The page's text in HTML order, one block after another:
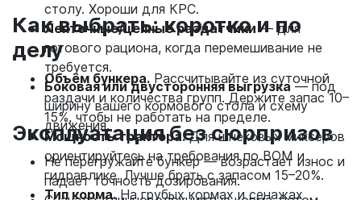
столу. Хороши для КРС.
Ленточные/цепные раздатчики— для
готового рациона, когда перемешивание не
требуется.
Боковая или двусторонняя выгрузка — под
ширину вашего кормового стола и схему
движения.
Как выбрать: коротко и по
делу
Объём бункера. Рассчитывайте из суточной
раздачи и количества групп. Держите запас 10–
15%, чтобы не работать на пределе.
Мощность трактора.Для шнековых миксеров
ориентируйтесь на требования по ВОМ и
гидравлике. Лучше брать с запасом 15–20%.
Тип корма.На грубых кормах и сенажах
Эксплуатация без сюрпризов
Не перегружайте бункер — возрастает износ и
падает точность дозирования.